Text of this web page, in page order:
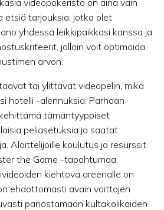
etsiä tarjouksia, jotka olet
yhdessä leikkipaikkasi kanssa ja
jolloin voit optimoida
arvon.
tai ylittävät videopelin, mikä
hotelli -alennuksia. Parhaan
tämäntyyppiset
​​peliasetuksia ja saatat
Aloittelijoille koulutus ja resurssit
the Game -tapahtumaa,
kiehtova areenalle on
ehdottomasti avain voittojen
panostamaan kultakolikoiden